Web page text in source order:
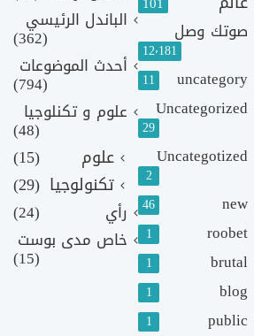
صوتك وصل
12٬181
uncategory
11
Uncategorized
29
Uncategotized
2
new
46
roobet
1
brutal
1
blog
1
public
1
الباندل الرئيسي
(362)
أحدث الموضوعات
(794)
علوم و تكنلوجيا
(48)
علوم
(15)
تكنولوجيا (29)
رأي
(24)
خاص مدى بوست
(15)